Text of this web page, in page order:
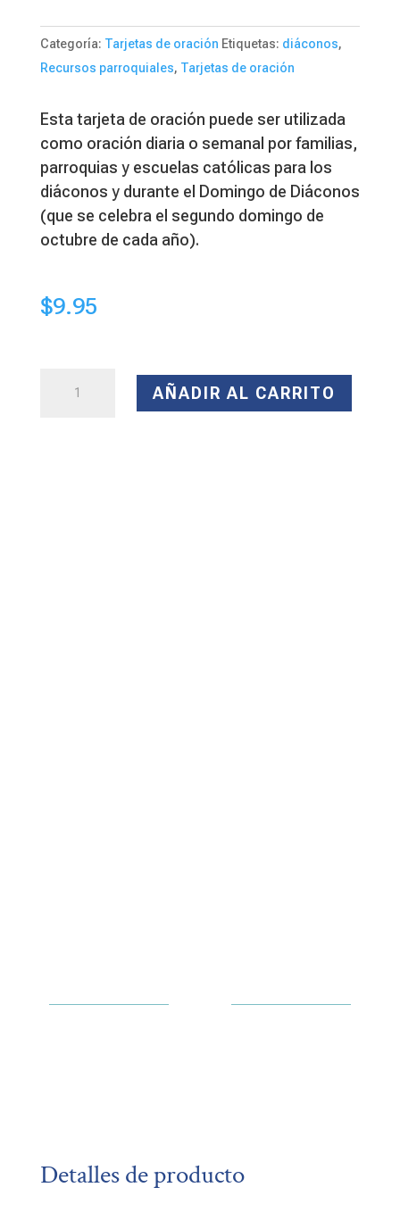
Categoría: Tarjetas de oración Etiquetas: diáconos,
Recursos parroquiales, Tarjetas de oración
Esta tarjeta de oración puede ser utilizada
como oración diaria o semanal por familias,
parroquias y escuelas católicas para los
diáconos y durante el Domingo de Diáconos
(que se celebra el segundo domingo de
octubre de cada año).
$9.95
AÑADIR AL CARRITO
Detalles de producto